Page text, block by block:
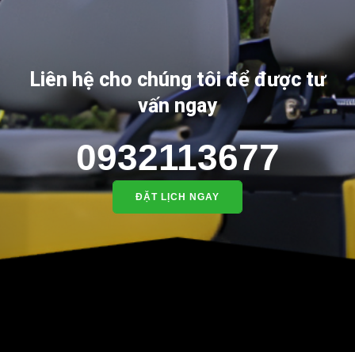
Liên hệ cho chúng tôi để được tư
vấn ngay
0932113677
ĐẶT LỊCH NGAY